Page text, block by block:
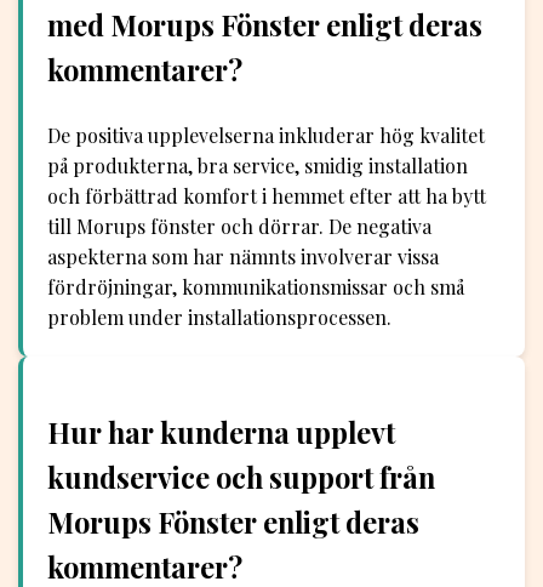
med Morups Fönster enligt deras
kommentarer?
De positiva upplevelserna inkluderar hög kvalitet
på produkterna, bra service, smidig installation
och förbättrad komfort i hemmet efter att ha bytt
till Morups fönster och dörrar. De negativa
aspekterna som har nämnts involverar vissa
fördröjningar, kommunikationsmissar och små
problem under installationsprocessen.
Hur har kunderna upplevt
kundservice och support från
Morups Fönster enligt deras
kommentarer?